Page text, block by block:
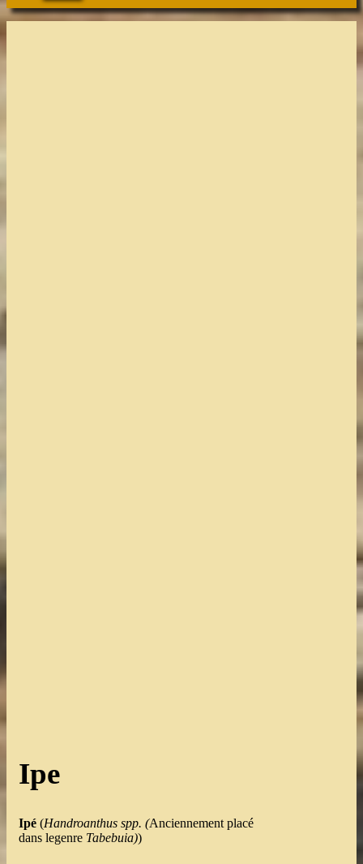
Ipe
Ipé (Handroanthus spp. (Anciennement placé
dans legenre Tabebuia))